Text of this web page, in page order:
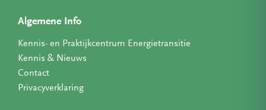
Algemene Info
Kennis- en Praktijkcentrum Energietransitie
Kennis & Nieuws
Contact
Privacyverklaring